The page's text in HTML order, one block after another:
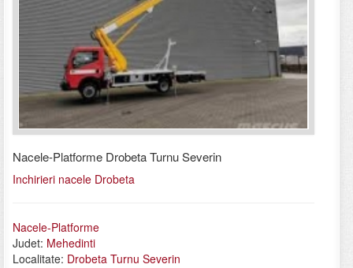
Nacele-Platforme Drobeta Turnu Severin
Inchirieri nacele Drobeta
Nacele-Platforme
Judet: Mehedinti
Localitate: Drobeta Turnu Severin